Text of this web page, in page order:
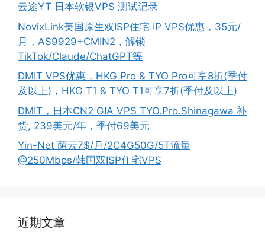
云途YT 日本软银VPS 测试记录
NovixLink美国原生双ISP住宅 IP VPS优惠，35元/
月，AS9929+CMIN2，解锁
TikTok/Claude/ChatGPT等
DMIT VPS优惠，HKG Pro & TYO Pro可享8折(季付
及以上)，HKG T1 & TYO T1可享7折(季付及以上)
DMIT，日本CN2 GIA VPS TYO.Pro.Shinagawa 补
货, 239美元/年，季付69美元
Yin-Net 荫云7$/月/2C4G50G/5T流量
@250Mbps/韩国双ISP住宅VPS
近期文章